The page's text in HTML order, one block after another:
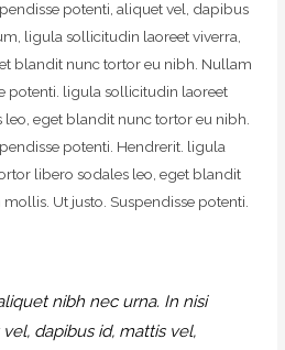
potenti, aliquet vel, dapibus
ligula sollicitudin laoreet viverra,
blandit nunc tortor eu nibh. Nullam
potenti. ligula sollicitudin laoreet
eget blandit nunc tortor eu nibh.
potenti. Hendrerit. ligula
libero sodales leo, eget blandit
Ut justo. Suspendisse potenti.
nibh nec urna. In nisi
dapibus id, mattis vel,